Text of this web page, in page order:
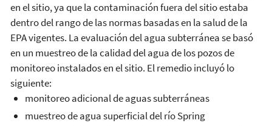
en el sitio, ya que la contaminación fuera del sitio estaba
dentro del rango de las normas basadas en la salud de la
EPA vigentes. La evaluación del agua subterránea se basó
en un muestreo de la calidad del agua de los pozos de
monitoreo instalados en el sitio. El remedio incluyó lo
siguiente:
monitoreo adicional de aguas subterráneas
muestreo de agua superficial del río Spring